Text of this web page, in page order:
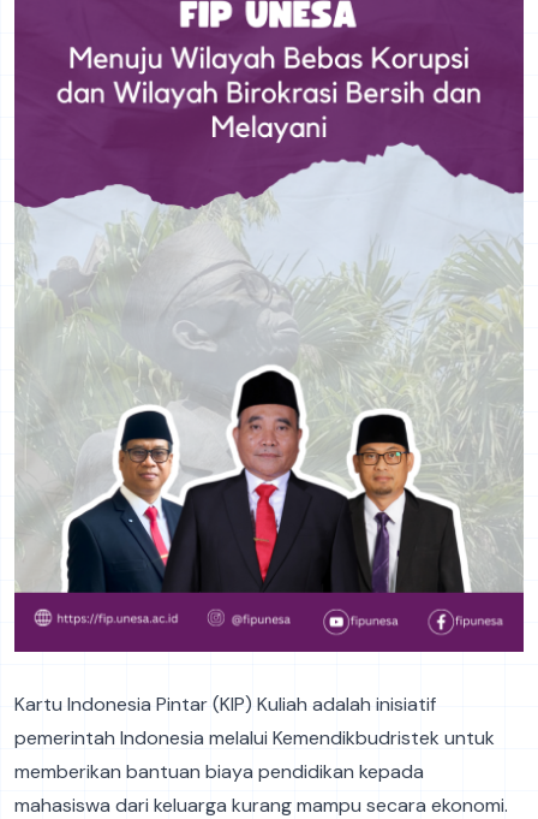
Kartu Indonesia Pintar (KIP) Kuliah adalah inisiatif
pemerintah Indonesia melalui Kemendikbudristek untuk
memberikan bantuan biaya pendidikan kepada
mahasiswa dari keluarga kurang mampu secara ekonomi.